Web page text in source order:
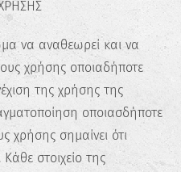
να αναθεωρεί και να
χρήσης οποιαδήποτε
της χρήσης της
οποιασδήποτε
χρήσης σημαίνει ότι
στοιχείο της